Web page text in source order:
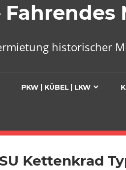
historischer
PKW | KÜBEL | LKW
Kettenkrad